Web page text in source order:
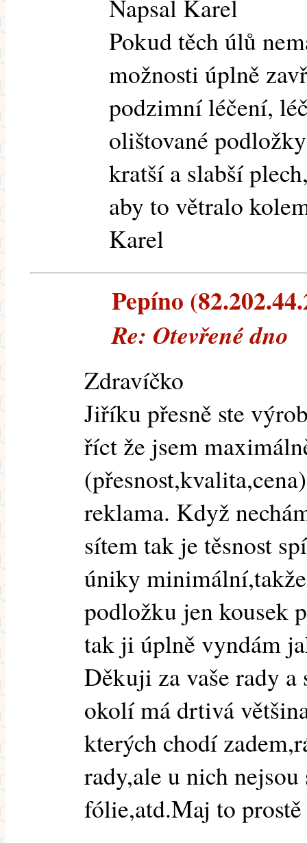
Napsal Karel
Pokud těch úlů
možnosti úplně
podzimní léčení,
olištované
kratší a slabší
aby to větralo
Karel
Pepíno
Re: Otevřené dno
Zdravíčko
Jiříku přesně ste
říct že jsem
reklama. Když
sítem tak je těsnost
úniky
podložku jen kousek
tak ji úplně vyndám
Děkuji za vaše rady
okolí má drtivá
kterých chodí
rady,ale u nich
fólie,atd.Maj to